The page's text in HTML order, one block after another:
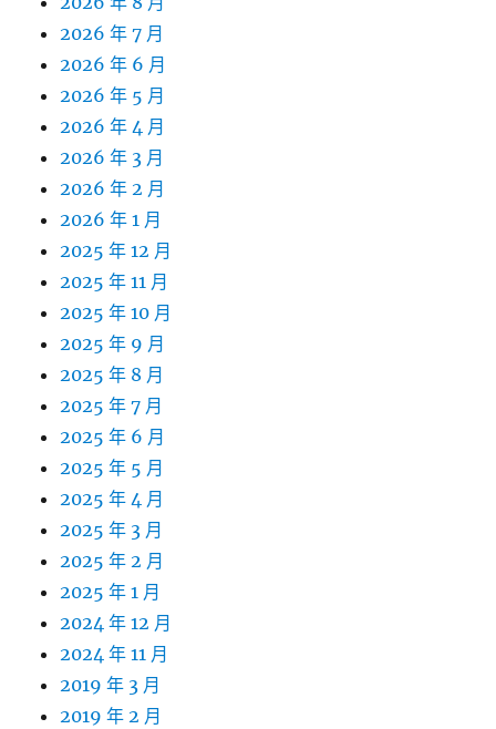
2026 年 7 月
2026 年 6 月
2026 年 5 月
2026 年 4 月
2026 年 3 月
2026 年 2 月
2026 年 1 月
2025 年 12 月
2025 年 11 月
2025 年 10 月
2025 年 9 月
2025 年 8 月
2025 年 7 月
2025 年 6 月
2025 年 5 月
2025 年 4 月
2025 年 3 月
2025 年 2 月
2025 年 1 月
2024 年 12 月
2024 年 11 月
2019 年 3 月
2019 年 2 月